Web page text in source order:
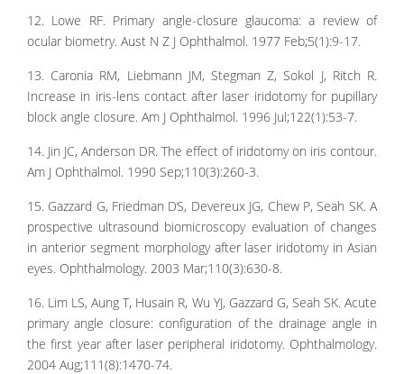
12. Lowe RF. Primary angle-closure glaucoma: a review of
ocular biometry. Aust N Z J Ophthalmol. 1977 Feb;5(1):9-17.
13. Caronia RM, Liebmann JM, Stegman Z, Sokol J, Ritch R.
Increase in iris-lens contact after laser iridotomy for pupillary
block angle closure. Am J Ophthalmol. 1996 Jul;122(1):53-7.
14. Jin JC, Anderson DR. The effect of iridotomy on iris contour.
Am J Ophthalmol. 1990 Sep;110(3):260-3.
15. Gazzard G, Friedman DS, Devereux JG, Chew P, Seah SK. A
prospective ultrasound biomicroscopy evaluation of changes
in anterior segment morphology after laser iridotomy in Asian
eyes. Ophthalmology. 2003 Mar;110(3):630-8.
16. Lim LS, Aung T, Husain R, Wu YJ, Gazzard G, Seah SK. Acute
primary angle closure: configuration of the drainage angle in
the first year after laser peripheral iridotomy. Ophthalmology.
2004 Aug;111(8):1470-74.